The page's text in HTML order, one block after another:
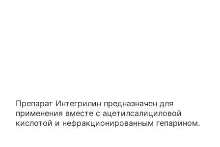
Препарат Интегрилин предназначен для
применения вместе с ацетилсалициловой
кислотой и нефракционированным гепарином.